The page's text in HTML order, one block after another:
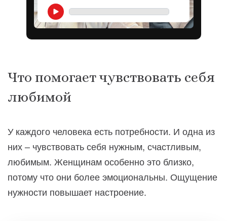
Что помогает чувствовать себя
любимой
У каждого человека есть потребности. И одна из
них – чувствовать себя нужным, счастливым,
любимым. Женщинам особенно это близко,
потому что они более эмоциональны. Ощущение
нужности повышает настроение.